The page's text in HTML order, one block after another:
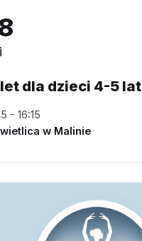
dla dzieci 4-5 lat
- 16:15
w Malinie